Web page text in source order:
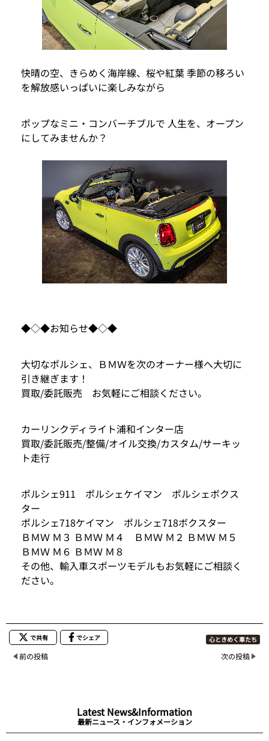
快晴の空、きらめく海岸線、桜や紅葉 季節の移ろい
を解放感いっぱいに楽しみながら
ポップなミニ・コンバーチブルで 人生を、オープン
にしてみませんか？
◆◇◆お知らせ◆◇◆
大切なポルシェ、ＢＭＷを次のオーナー様へ大切に
引き継ぎます！
買取/委託販売 お気軽にご相談ください。
カーリンクディライト浦和インター店
買取/委託販売/整備/オイル交換/カスタム/サーキッ
ト走行
ポルシェ911 ポルシェケイマン ポルシェボクス
ター
ポルシェ718ケイマン ポルシェ718ボクスター
ＢＭＷ Ｍ３ ＢＭＷ Ｍ４ ＢＭＷ Ｍ２ ＢＭＷ Ｍ５
ＢＭＷ Ｍ６ ＢＭＷ Ｍ８
その他、輸入車スポーツモデルもお気軽にご相談く
ださい。
で共有 でシェア 心ときめく車たち
前の投稿 次の投稿
Latest News&Information
最新ニュース・インフォメーション